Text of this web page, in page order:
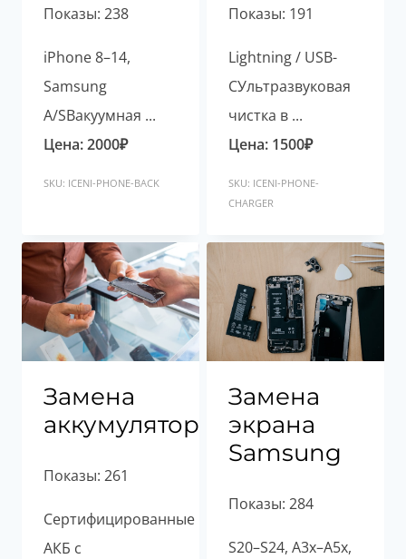
Показы: 238
iPhone 8–14,
Samsung
A/SВакуумная ...
Цена:2000₽
SKU: ICENI-PHONE-BACK
Показы: 191
Lightning / USB-
CУльтразвуковая
чистка в ...
Цена: 1500₽
SKU: ICENI-PHONE-
CHARGER
Замена
аккумулятора
Показы: 261
Сертифицированные
АКБ с
Замена
экрана
Samsung
Показы: 284
S20–S24, A3x–A5x,